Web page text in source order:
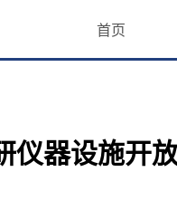
首页
仪器设施开